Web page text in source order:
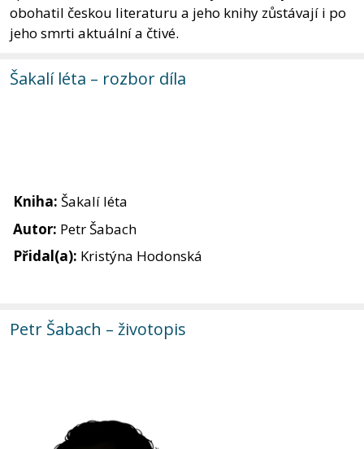
obohatil českou literaturu a jeho knihy zůstávají i po
jeho smrti aktuální a čtivé.
Šakalí léta – rozbor díla
Kniha: Šakalí léta
Autor: Petr Šabach
Přidal(a): Kristýna Hodonská
Petr Šabach – životopis